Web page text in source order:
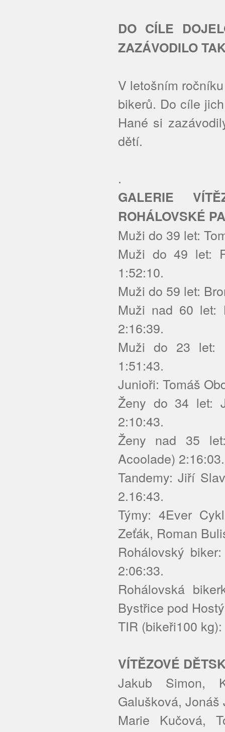
DO CÍLE
ZAZÁVODILO
V letošním
bikerů. Do cíle
Hané si
dětí.
.
GALERIE
ROHÁLOVSKÉ
Muži do 39 let:
Muži do 49 let:
1:52:10.
Muži do 59 let:
Muži nad 60 let:
2:16:39.
Muži do 23 let:
1:51:43.
Junioři: Tomáš
Ženy do 34 let:
2:10:43.
Ženy nad 35
Acoolade) 2:16:03.
Tandemy: Jiří
2.16:43.
Týmy: 4Ever
Zeťák, Roman
Rohálovský
2:06:33.
Rohálovská
Bystřice pod
TIR (bikeři100
VÍTĚZOVÉ
Jakub Simon,
Galušková, Jonáš
Marie Kučová,